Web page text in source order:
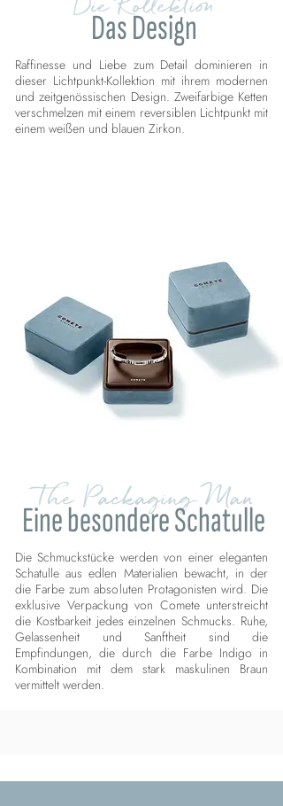
Das Design
Raffinesse und Liebe zum Detail dominieren in
dieser Lichtpunkt-Kollektion mit ihrem modernen
und zeitgenössischen Design. Zweifarbige Ketten
verschmelzen mit einem reversiblen Lichtpunkt mit
einem weißen und blauen Zirkon.
The Packaging Man
Eine besondere Schatulle
Die Schmuckstücke werden von einer eleganten
Schatulle aus edlen Materialien bewacht, in der
die Farbe zum absoluten Protagonisten wird. Die
exklusive Verpackung von Comete unterstreicht
die Kostbarkeit jedes einzelnen Schmucks. Ruhe,
Gelassenheit und Sanftheit sind die
Empfindungen, die durch die Farbe Indigo in
Kombination mit dem stark maskulinen Braun
vermittelt werden.